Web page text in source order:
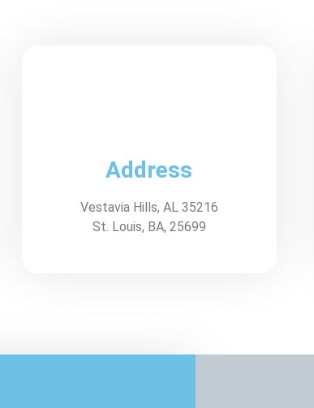
Address
Vestavia Hills, AL 35216
St. Louis, BA, 25699